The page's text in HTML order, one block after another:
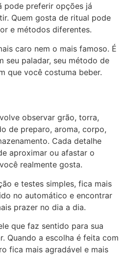
pode preferir opções já
Quem gosta de ritual pode
e métodos diferentes.
caro nem o mais famoso. É
seu paladar, seu método de
que você costuma beber.
observar grão, torra,
de preparo, aroma, corpo,
Cada detalhe
aproximar ou afastar o
realmente gosta.
e testes simples, fica mais
no automático e encontrar
prazer no dia a dia.
que faz sentido para sua
Quando a escolha é feita com
fica mais agradável e mais